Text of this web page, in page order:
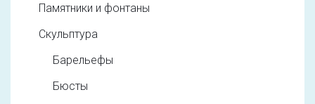
Памятники и фонтаны
Скульптура
Барельефы
Бюсты